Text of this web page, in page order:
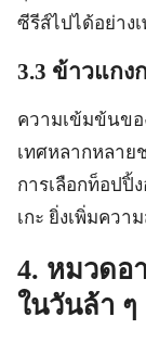
ซีรีส์ไปได้อย่าง
3.3 ข้าวแกง
ความเข้มข้นขอ
เทศหลากหลาย
การเลือกท็อปปิ้
เกะ ยิ่งเพิ่มคว
4. หมวดอ
ในวันล้า ๆ